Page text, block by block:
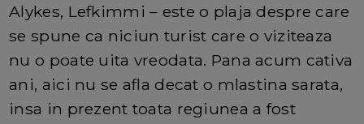
Alykes, Lefkimmi – este o plaja despre care
se spune ca niciun turist care o viziteaza
nu o poate uita vreodata. Pana acum cativa
ani, aici nu se afla decat o mlastina sarata,
insa in prezent toata regiunea a fost